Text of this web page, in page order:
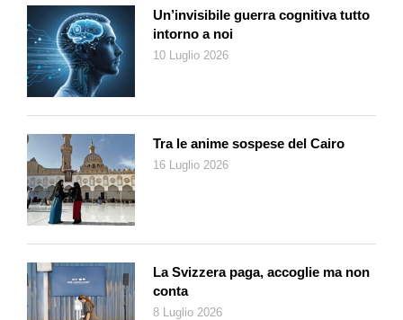
uno spazio ristretto: un invito irresistibile per i viaggiatori. Del
resto, come ha scritto Karen Blixen, «La cura per ogni cosa è
l’acqua salata: sudore, lacrime o il mare».
Un’invisibile guerra cognitiva tutto
intorno a noi
10 Luglio 2026
Tra le anime sospese del Cairo
16 Luglio 2026
La Svizzera paga, accoglie ma non
conta
8 Luglio 2026